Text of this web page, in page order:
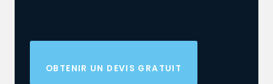
OBTENIR UN DEVIS GRATUIT